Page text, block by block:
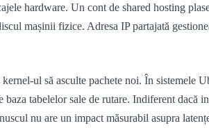
hardware. Un cont de shared hosting
mașinii fizice. Adresa IP partajată
ul să asculte pachete noi. În sistemele
tabelelor sale de rutare. Indiferent dacă
nu are un impact măsurabil asupra